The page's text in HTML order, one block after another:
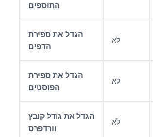
התוספים
הגדל את ספירת
הדפים
לֹא
הגדל את ספירת
הפוסטים
לֹא
הגדל את גודל קובץ
וורדפרס
לֹא